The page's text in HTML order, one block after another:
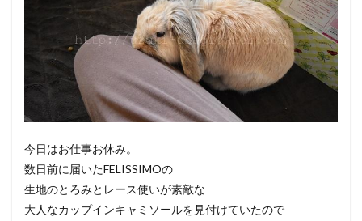
今日はお仕事お休み。
数日前に届いたFELISSIMOの
生地のとろみとレース使いが素敵な
大人なカップインキャミソールを見付けていたので